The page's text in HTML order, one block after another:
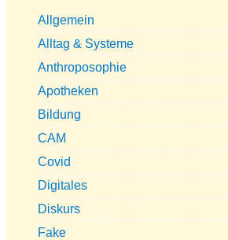
Allgemein
Alltag & Systeme
Anthroposophie
Apotheken
Bildung
CAM
Covid
Digitales
Diskurs
Fake